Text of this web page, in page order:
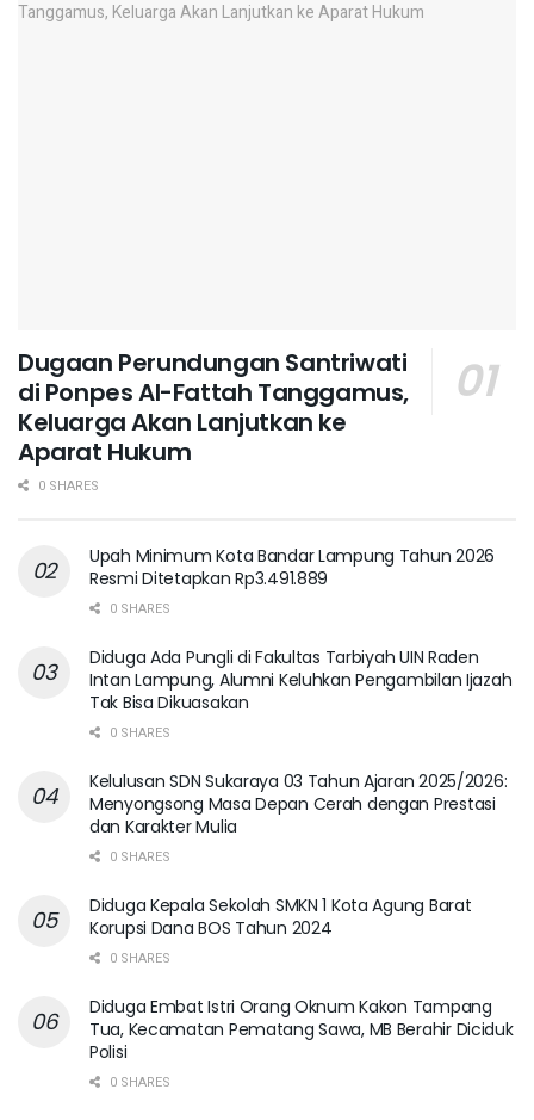
Dugaan Perundungan Santriwati
di Ponpes Al-Fattah Tanggamus,
Keluarga Akan Lanjutkan ke
Aparat Hukum ‎
0 SHARES
Upah Minimum Kota Bandar Lampung Tahun 2026
Resmi Ditetapkan Rp3.491.889
0 SHARES
Diduga Ada Pungli di Fakultas Tarbiyah UIN Raden
Intan Lampung, Alumni Keluhkan Pengambilan Ijazah
Tak Bisa Dikuasakan
0 SHARES
Kelulusan SDN Sukaraya 03 Tahun Ajaran 2025/2026:
Menyongsong Masa Depan Cerah dengan Prestasi
dan Karakter Mulia
0 SHARES
Diduga Kepala Sekolah SMKN 1 Kota Agung Barat
Korupsi Dana BOS Tahun 2024
0 SHARES
Diduga Embat Istri Orang Oknum Kakon Tampang
Tua, Kecamatan Pematang Sawa, MB Berahir Diciduk
Polisi
0 SHARES